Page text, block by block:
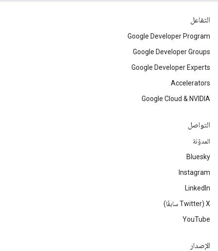
التفاعل
Google Developer Program
Google Developer Groups
Google Developer Experts
Accelerators
Google Cloud & NVIDIA
التواصل
المدوّنة
Bluesky
Instagram
LinkedIn
‫X ‏(Twitter سابقًا)
YouTube
الإصدار